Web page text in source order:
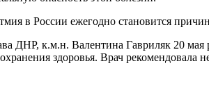
в России ежегодно становится
ДНР, к.м.н. Валентина Гавриляк 20 мая
здоровья. Врач